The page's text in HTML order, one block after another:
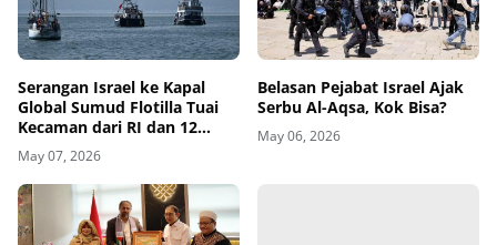
Serangan Israel ke Kapal
Global Sumud Flotilla Tuai
Kecaman dari RI dan 12
Negara
May 07, 2026
Belasan Pejabat Israel Ajak
Serbu Al-Aqsa, Kok Bisa?
May 06, 2026